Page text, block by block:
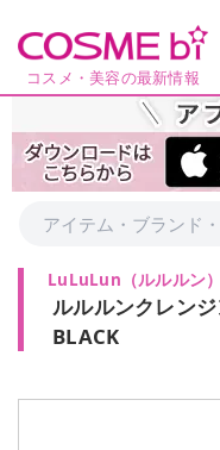
コスメ・美容の最新情報
LuLuLun （ルルルン）
ルルルンクレン
BLACK